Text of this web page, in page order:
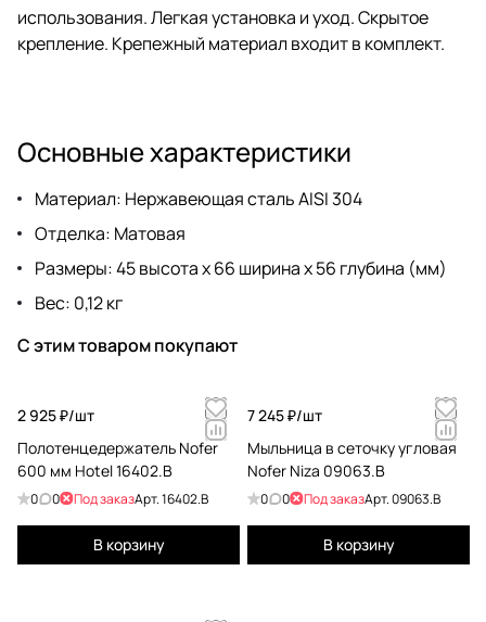
использования. Легкая установка и уход. Скрытое
крепление. Крепежный материал входит в комплект.
Основные характеристики
Материал: Нержавеющая сталь AISI 304
Отделка: Матовая
Размеры: 45 высота x 66 ширина x 56 глубина (мм)
Вес: 0,12 кг
С этим товаром покупают
2 925 ₽/шт
Полотенцедержатель Nofer
600 мм Hotel 16402.B
0 0 Под заказАрт.16402.B
В корзину
7 245 ₽/шт
Мыльница в сеточку угловая
Nofer Niza 09063.B
0 0 Под заказАрт.09063.B
В корзину